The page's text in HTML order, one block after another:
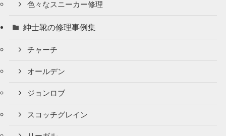
色々なスニーカー修理
紳士靴の修理事例集
チャーチ
オールデン
ジョンロブ
スコッチグレイン